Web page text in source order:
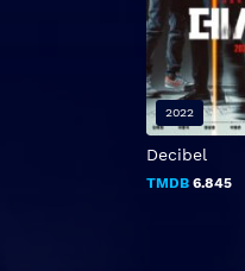
Decibel
TMDB 6.845
2022